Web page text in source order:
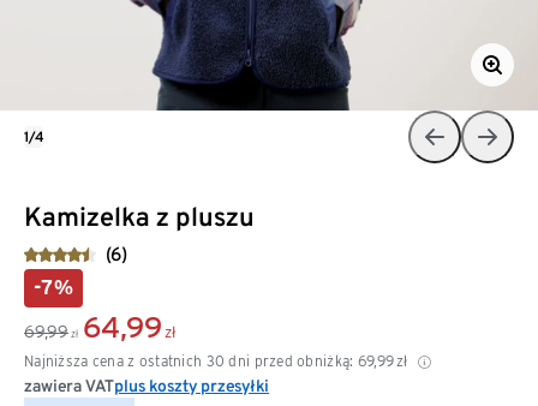
Kamizelka z pluszu
(6)
-7%
69,99 zł 64,99 zł
Najniższa cena z ostatnich 30 dni przed obniżką: 69,99zł
zawiera VATplus koszty przesyłki
1/4